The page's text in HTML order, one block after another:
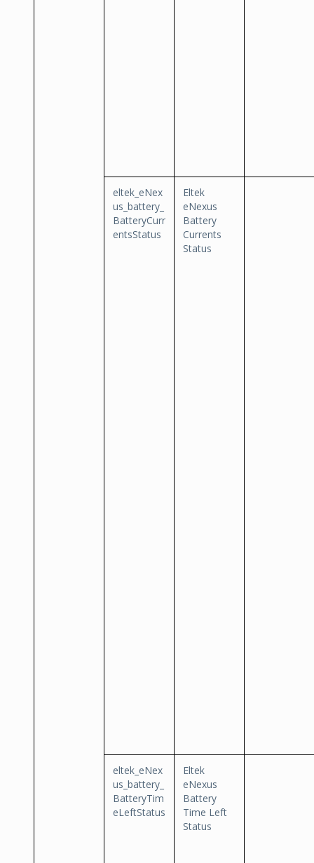
eltek_eNex
us_battery_
BatteryCurr
entsStatus
Eltek
eNexus
Battery
Currents
Status
eltek_eNex
us_battery_
BatteryTim
eLeftStatus
Eltek
eNexus
Battery
Time Left
Status